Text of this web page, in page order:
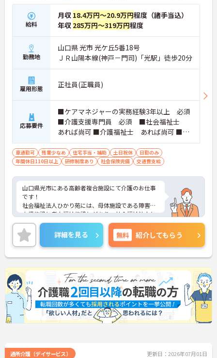
給料
月収 18.4万円～20.9万円程度（諸手当込）
年収 285万円～319万円程度
勤務地
山口県 光市 光ケ丘5番18号
ＪＲ山陽本線(神戸－門司)「光駅」徒歩20分
雇用形態 正社員(正職員)
応募要件
■ケアマネジャーの実務経験3年以上 必須
■介護支援専門員 必須 ■社会福祉士
あれば尚可 ■介護福祉士 あれば尚可 ■普
通自動車運転免許（AT限定可）必須
車通勤可 残業少なめ 住宅手当・補助 土日祝休
日勤のみ
年間休日110日以上
研修制度あり 社会保険完備 交通費支給
山口県光市にある高齢者複合施設にて介護のお仕事
です！
社会福祉法人ひかり苑には、母体施設である障害者
支援施設と老人福祉施設とがあり、社会福祉法人と
しての使命感を持ち、地域福祉に取り組んでいま
す。
日勤のみ、残業少なめ、土日祝お休み、年間休日12
6日とプライベートも大切に出来ます★
ご興味ある方には、面接対策ポイントなど、さらに
詳細をお話しいたしますのでお気軽にご相談くださ
い。
詳細を見る 無料 紹介してもらう
通所介護（デイサービス） 更新日：2026年07月01日